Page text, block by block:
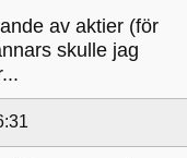
av aktier (för
skulle jag